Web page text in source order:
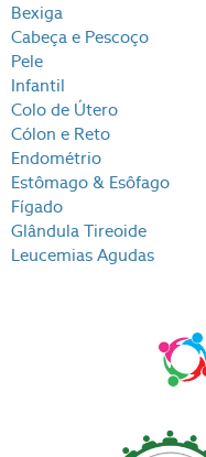
Bexiga
Cabeça e Pescoço
Pele
Infantil
Colo de Útero
Cólon e Reto
Endométrio
Estômago & Esôfago
Fígado
Glândula Tireoide
Leucemias Agudas